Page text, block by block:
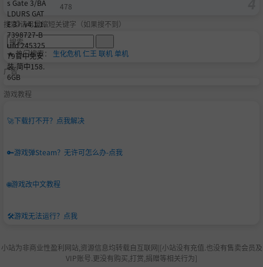
478
搜索-请尽量缩短关键字（如果搜不到）
🔥 热门搜索： 生化危机仁王 联机单机
广告
游戏教程
🚀下载打不开？点我解决
🔑游戏弹Steam？无许可怎么办-点我
🌐游戏改中文教程
🛠️游戏无法运行？点我
小站为非商业性盈利网站,资源信息均转载自互联网|[小站没有充值.也没有售卖会员及
VIP账号.更没有购买,打赏,捐赠等相关行为]